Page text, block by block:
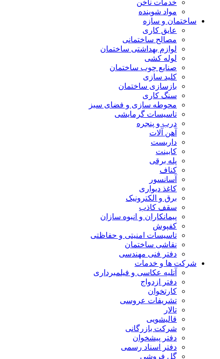
خدمات ناخن
مواد شوینده
ساختمان و سازه
عایق کاری
مصالح ساختمانی
لوازم بهداشتی ساختمان
لوله کشی
صنایع چوب ساختمان
کلید سازی
بازسازی ساختمان
سنگ کاری
محوطه سازی و فضای سبز
تاسیسات گرمایشی
درب و پنجره
آهن آلات
داربست
کابینت
پله برقی
کناف
آسانسور
کاغذ دیواری
برق و الکترونیک
سقف کاذب
پیمانکاران و انبوه سازان
کفپوش
تاسیسات امنیتی و حفاظتی
نقاشی ساختمان
دفتر فنی مهندسی
شرکت ها و خدمات
آتلیه عکاسی و فیلمبرداری
دفتر ازدواج
کارتخوان
تشریفات عروسی
تالار
قالیشویی
شرکت بازرگانی
دفتر پیشخوان
دفتر اسناد رسمی
گل فروشی